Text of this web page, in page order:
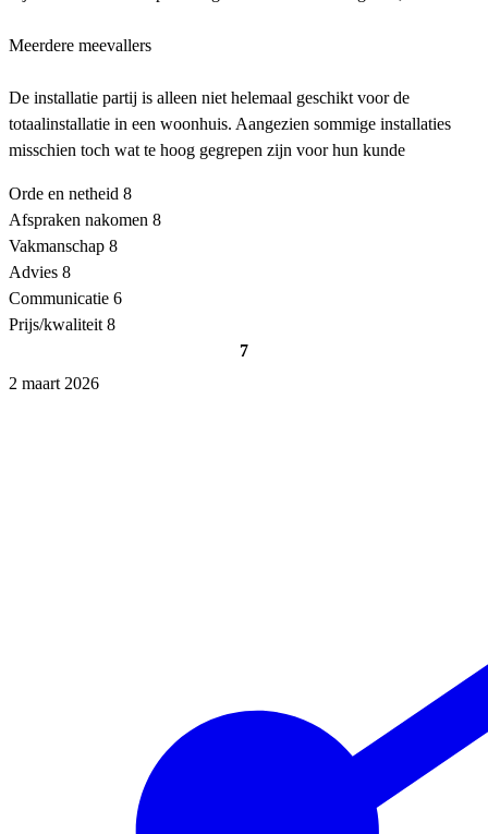
Meerdere meevallers
De installatie partij is alleen niet helemaal geschikt voor de
totaalinstallatie in een woonhuis. Aangezien sommige installaties
misschien toch wat te hoog gegrepen zijn voor hun kunde
Orde en netheid 8
Afspraken nakomen 8
Vakmanschap 8
Advies 8
Communicatie 6
Prijs/kwaliteit 8
7
2 maart 2026